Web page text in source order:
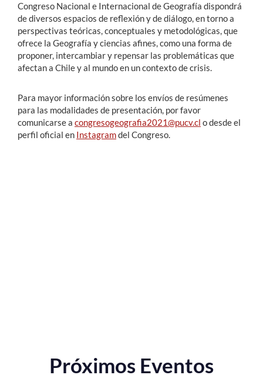
Congreso Nacional e Internacional de Geografía dispondrá
de diversos espacios de reflexión y de diálogo, en torno a
perspectivas teóricas, conceptuales y metodológicas, que
ofrece la Geografía y ciencias afines, como una forma de
proponer, intercambiar y repensar las problemáticas que
afectan a Chile y al mundo en un contexto de crisis.
Para mayor información sobre los envíos de resúmenes
para las modalidades de presentación, por favor
comunicarse a congresogeografia2021@pucv.cl o desde el
perfil oficial en Instagramdel Congreso.
Próximos Eventos